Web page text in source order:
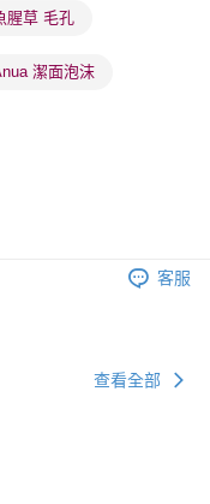
腥草 毛孔
潔面泡沫
客服
查看全部